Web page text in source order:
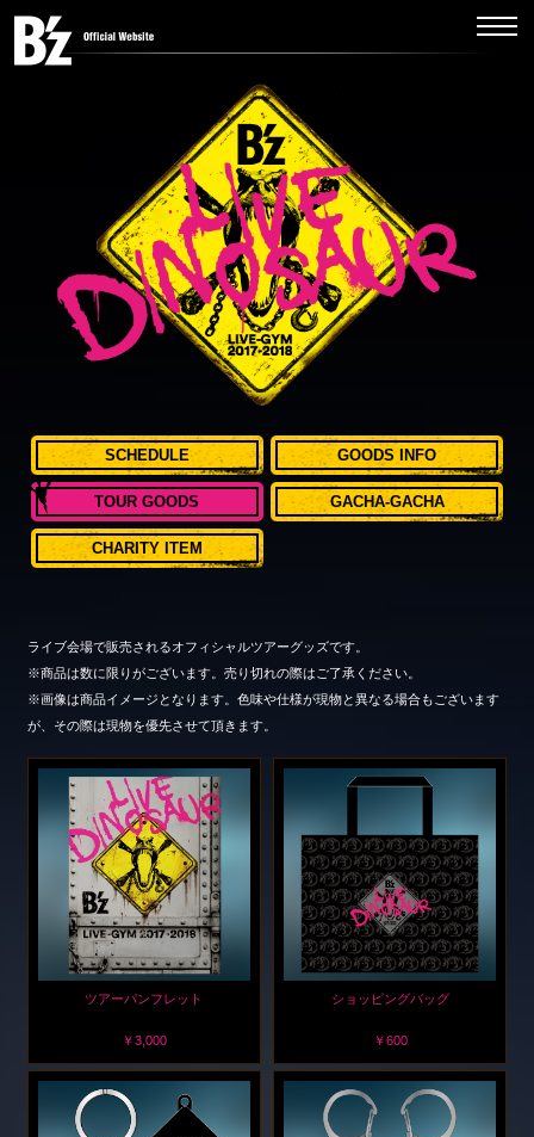
SCHEDULE GOODS INFO
TOUR GOODS GACHA-GACHA
CHARITY ITEM
ライブ会場で販売されるオフィシャルツアーグッズです。
※商品は数に限りがございます。売り切れの際はご了承ください。
※画像は商品イメージとなります。色味や仕様が現物と異なる場合もございます
が、その際は現物を優先させて頂きます。
ツアーパンフレット
￥3,000
ショッピングバッグ
￥600